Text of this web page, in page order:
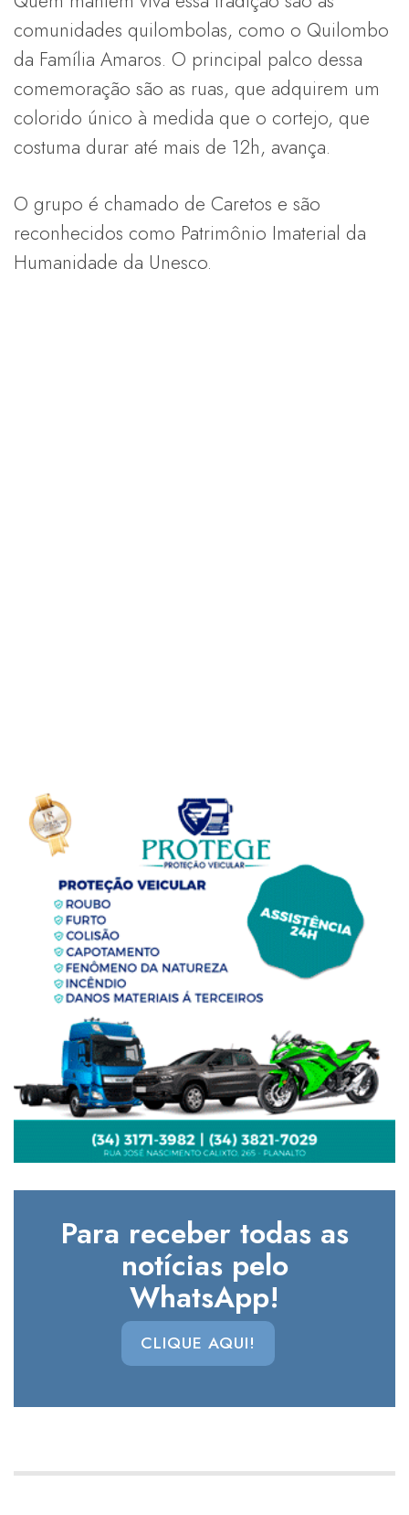
comunidades quilombolas, como o Quilombo
da Família Amaros. O principal palco dessa
comemoração são as ruas, que adquirem um
colorido único à medida que o cortejo, que
costuma durar até mais de 12h, avança.
O grupo é chamado de Caretos e são
reconhecidos como Patrimônio Imaterial da
Humanidade da Unesco.
Para receber todas as
notícias pelo
WhatsApp!
CLIQUE AQUI!